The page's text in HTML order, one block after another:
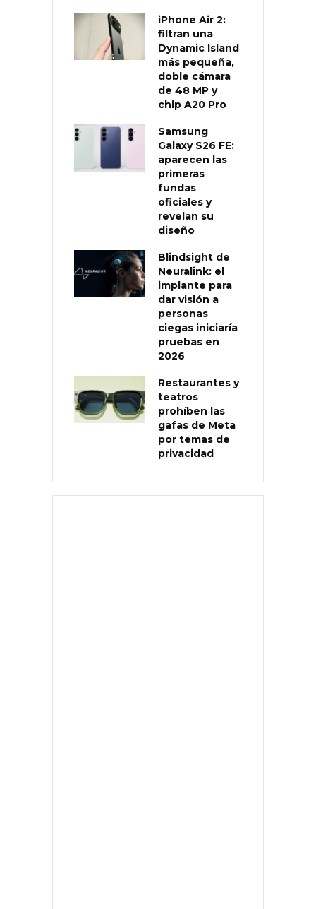
iPhone Air 2:
filtran una
Dynamic Island
más pequeña,
doble cámara
de 48 MP y
chip A20 Pro
Samsung
Galaxy S26 FE:
aparecen las
primeras
fundas
oficiales y
revelan su
diseño
Blindsight de
Neuralink: el
implante para
dar visión a
personas
ciegas iniciaría
pruebas en
2026
Restaurantes y
teatros
prohíben las
gafas de Meta
por temas de
privacidad